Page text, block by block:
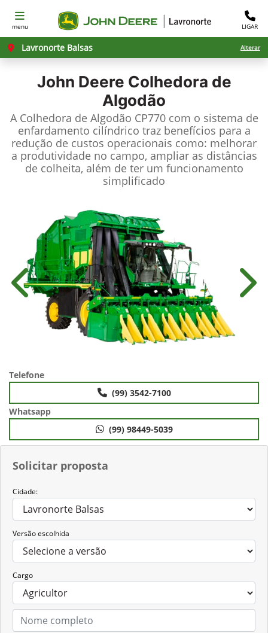
menu LIGAR
Lavronorte Balsas Alterar
John Deere Colhedora de
Algodão
A Colhedora de Algodão CP770 com o sistema de
enfardamento cilíndrico traz benefícios para a
redução de custos operacionais como: melhorar
a produtividade no campo, ampliar as distâncias
de colheita, além de ter um funcionamento
simplificado
Solicitar proposta
Cidade:
Versão escolhida
Cargo
Anterior
Telefone
(99) 3542-7100
Whatsapp
(99) 98449-5039